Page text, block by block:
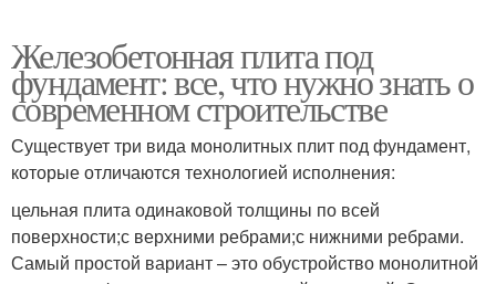
Железобетонная плита под
фундамент: все, что нужно знать о
современном строительстве
Существует три вида монолитных плит под фундамент,
которые отличаются технологией исполнения:
цельная плита одинаковой толщины по всей
поверхности;с верхними ребрами;с нижними ребрами.
Самый простой вариант – это обустройство монолитной